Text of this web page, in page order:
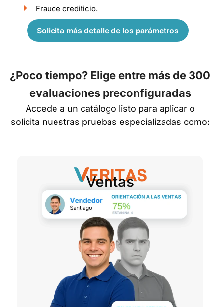
Fraude crediticio.
Solicita más detalle de los parámetros
¿Poco tiempo? Elige entre más de 300
evaluaciones preconfiguradas
Accede a un catálogo listo para aplicar o
solicita nuestras pruebas especializadas como:
Ventas